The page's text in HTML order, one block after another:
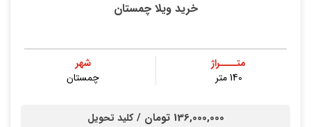
خرید ویلا چمستان
متــــراژ
140 متر
شهر
چمستان
136,000,000 تومان / کلید تحویل